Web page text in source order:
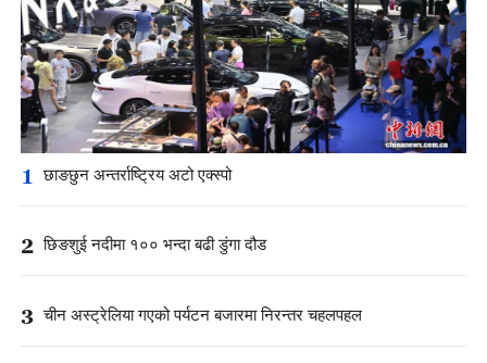
1 छाङछुन अन्तर्राष्ट्रिय अटो एक्स्पो
2 छिङशुई नदीमा १०० भन्दा बढी डुंगा दौड
3 चीन अस्ट्रेलिया गएको पर्यटन बजारमा निरन्तर चहलपहल